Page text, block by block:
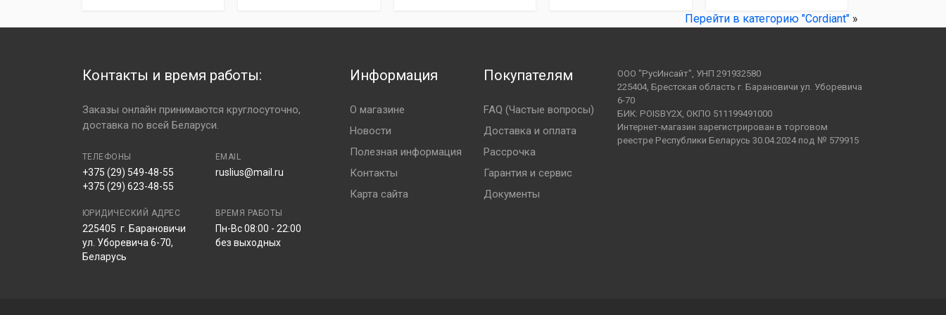
Конструкция
H (до 210 км/ч)
Шипы нет
Run flat
Глубина протектора нет даных
Вес Нет данных
Маркировка M+S / 3PMSF
Доставка курьером по городам Барановичи и Ляховичи:
- Доставка осуществляется в день заказа либо на следующий день. В день доставки курьер
При получении заказаклиент получает
Гарантийный талон;
Кассовый чек;
Скидку на шиномонтаж 30% (действует в г. Барановичи).
Перейти в категорию "Cordiant" »
Контакты и время работы:
Заказы онлайн принимаются круглосуточно,
доставка по всей Беларуси.
ТЕЛЕФОНЫ
+375 (29) 549-48-55
+375 (29) 623-48-55
EMAIL
ruslius@mail.ru
ЮРИДИЧЕСКИЙ АДРЕС
225405 г. Барановичи
ул. Уборевича 6-70,
Беларусь
ВРЕМЯ РАБОТЫ
Пн-Вс 08:00 - 22:00
без выходных
Информация
О магазине
Новости
Полезная информация
Контакты
Карта сайта
Покупателям
FAQ (Частые вопросы)
Доставка и оплата
Рассрочка
Гарантия и сервис
Документы
ООО "РусИнсайт", УНП 291932580
225404, Брестская область г. Барановичи ул. Уборевича
6-70
БИК: POISBY2X, ОКПО 511199491000
Интернет-магазин зарегистрирован в торговом
реестре Республики Беларусь 30.04.2024 под № 579915